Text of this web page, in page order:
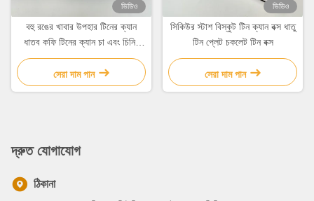
ভিডিও
বহু রঙের খাবার উপহার টিনের ক্যান
ধাতব কফি টিনের ক্যান চা এবং চিনির
ক্যান
সেরা দাম পান
ভিডিও
সিকিউর স্টাশ বিস্কুট টিন ক্যান বক্স ধাতু
টিন প্লেট চকলেট টিন বক্স
সেরা দাম পান
দ্রুত যোগাযোগ
ঠিকানা